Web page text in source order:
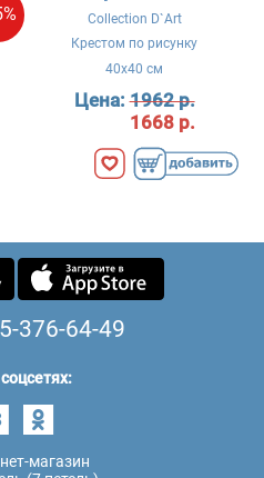
Collection D`Art
Крестом по рисунку
40x40 см
Цена:1962 р.
1668 р.
376-64-49
магазин